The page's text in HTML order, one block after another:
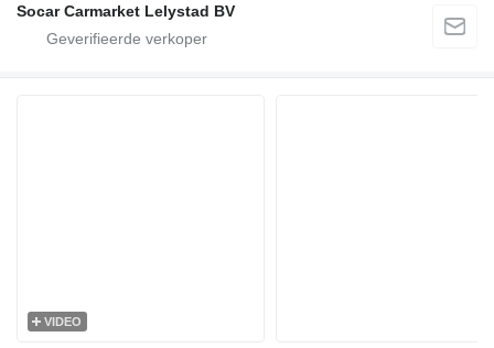
Socar Carmarket Lelystad BV
VIDEO